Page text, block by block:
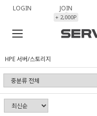
LOGIN JOIN
+ 2,000P
HPE 서버/스토리지